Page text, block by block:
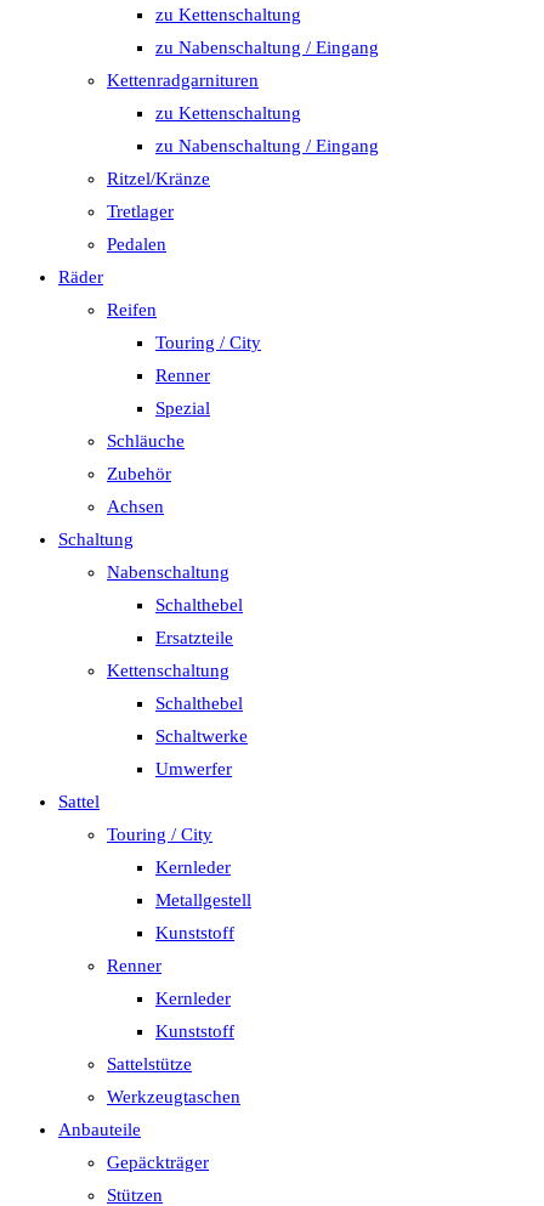
zu Kettenschaltung
zu Nabenschaltung / Eingang
Kettenradgarnituren
zu Kettenschaltung
zu Nabenschaltung / Eingang
Ritzel/Kränze
Tretlager
Pedalen
Räder
Reifen
Touring / City
Renner
Spezial
Schläuche
Zubehör
Achsen
Schaltung
Nabenschaltung
Schalthebel
Ersatzteile
Kettenschaltung
Schalthebel
Schaltwerke
Umwerfer
Sattel
Touring / City
Kernleder
Metallgestell
Kunststoff
Renner
Kernleder
Kunststoff
Sattelstütze
Werkzeugtaschen
Anbauteile
Gepäckträger
Stützen